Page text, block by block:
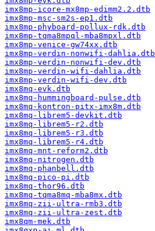
imx8mp-icore-mx8mp-edimm2.2.dtb
imx8mp-msc-sm2s-ep1.dtb
imx8mp-phyboard-pollux-rdk.dtb
imx8mp-tqma8mpql-mba8mpxl.dtb
imx8mp-venice-gw74xx.dtb
imx8mp-verdin-nonwifi-dahlia.dtb
imx8mp-verdin-nonwifi-dev.dtb
imx8mp-verdin-wifi-dahlia.dtb
imx8mp-verdin-wifi-dev.dtb
imx8mq-evk.dtb
imx8mq-hummingboard-pulse.dtb
imx8mq-kontron-pitx-imx8m.dtb
imx8mq-librem5-devkit.dtb
imx8mq-librem5-r2.dtb
imx8mq-librem5-r3.dtb
imx8mq-librem5-r4.dtb
imx8mq-mnt-reform2.dtb
imx8mq-nitrogen.dtb
imx8mq-phanbell.dtb
imx8mq-pico-pi.dtb
imx8mq-thor96.dtb
imx8mq-tqma8mq-mba8mx.dtb
imx8mq-zii-ultra-rmb3.dtb
imx8mq-zii-ultra-zest.dtb
imx8qm-mek.dtb